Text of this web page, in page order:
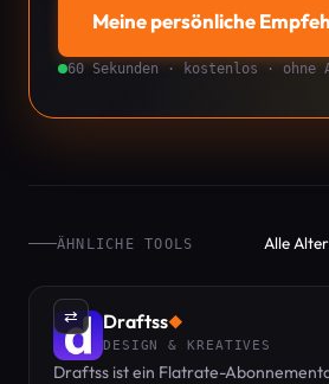
Meine persönliche
60 Sekunden · kostenlos · ohne
ÄHNLICHE TOOLS Alle
⇄ Draftss◆
DESIGN & KREATIVES
Draftss ist ein Flatrate-